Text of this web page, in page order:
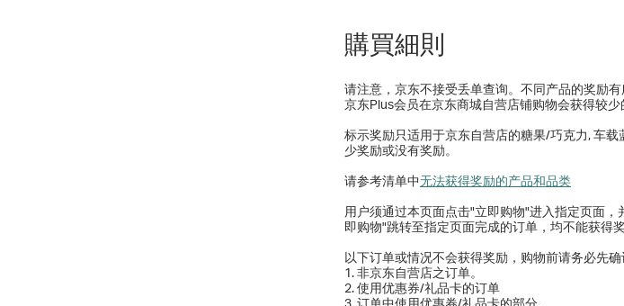
購買細則
请注意，京东不接受丢单查询。不同产品的奖励
京东Plus会员在京东商城自营店铺购物会获得较少
标示奖励只适用于京东自营店的糖果/巧克力, 车
少奖励或没有奖励。
请参考清单中无法获得奖励的产品和品类
用户须通过本页面点击"立即购物"进入指定页面
即购物"跳转至指定页面完成的订单，均不能获得奖
以下订单或情况不会获得奖励，购物前请务必先确
1. 非京东自营店之订单。
2. 使用优惠券/礼品卡的订单
3. 订单中使用优惠券/礼品卡的部分。